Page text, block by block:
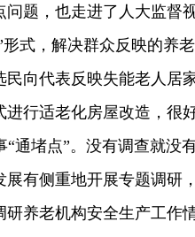
题，也走进了人大监督
式，解决群众反映的养老
民向代表反映失能老人居
行适老化房屋改造，很
“通堵点”。没有调查就没
有侧重地开展专题调研，
研养老机构安全生产工作